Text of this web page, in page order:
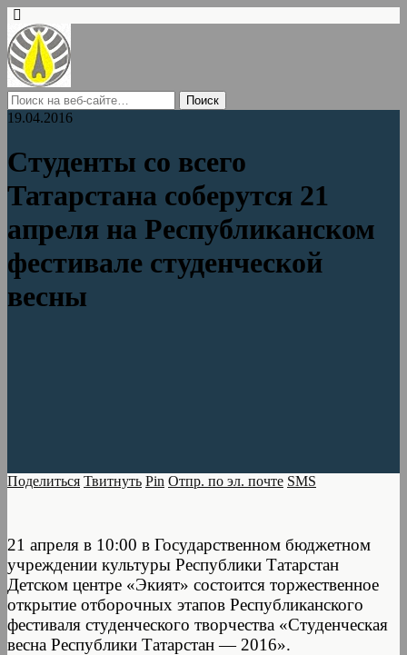
19.04.2016
Студенты со всего
Татарстана соберутся 21
апреля на Республиканском
фестивале студенческой
весны
Поделиться Твитнуть Pin Отпр. по эл. почте SMS
21 апреля в 10:00 в Государственном бюджетном
учреждении культуры Республики Татарстан
Детском центре «Экият» состоится торжественное
открытие отборочных этапов Республиканского
фестиваля студенческого творчества «Студенческая
весна Республики Татарстан — 2016».